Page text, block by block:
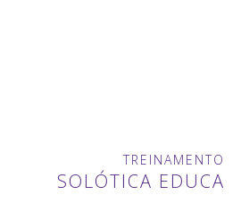
TREINAMENTO
SOLÓTICA EDUCA